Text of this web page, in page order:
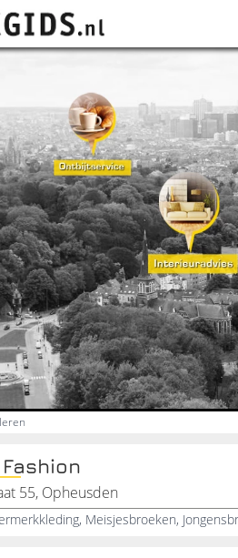
55, Opheusden